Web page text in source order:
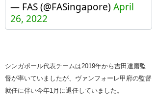
— FAS (@FASingapore) April
26, 2022
シンガポール代表チームは2019年から吉田達磨監
督が率いていましたが、ヴァンフォーレ甲府の監督
就任に伴い今年1月に退任していました。